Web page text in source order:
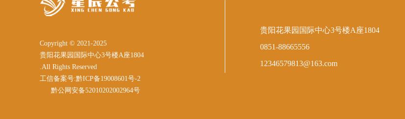
贵阳花果园国际中心3号楼A座1804
0851-88665556
12346579813@163.com
Copyright © 2021-2025
贵阳花果园国际中心3号楼A座1804
.All Rights Reserved
工信备案号:黔ICP备19008601号-2
黔公网安备52010202002964号